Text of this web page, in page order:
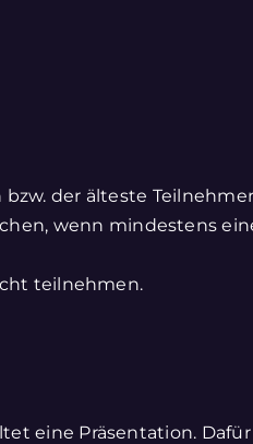
der älteste
wenn mindestens
teilnehmen.
eine Präsentation.